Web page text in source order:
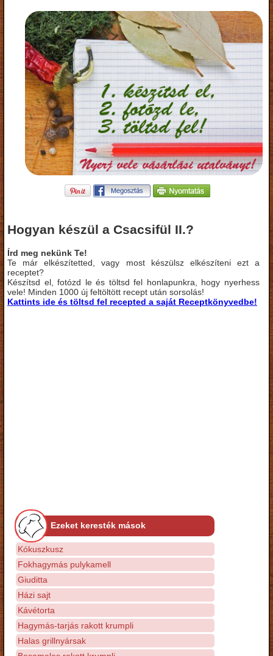
Hogyan készül a Csacsifül II.?
Írd meg nekünk Te!
Te már elkészítetted, vagy most készülsz elkészíteni ezt a
receptet?
Készítsd el, fotózd le és töltsd fel honlapunkra, hogy nyerhess
vele! Minden 1000 új feltöltött recept után sorsolás!
Kattints ide és töltsd fel recepted a saját Receptkönyvedbe!
Ezeket keresték mások
Kókuszkusz
Fokhagymás pulykamell
Giuditta
Házi sajt
Kávétorta
Hagymás-tarjás rakott krumpli
Halas grillnyársak